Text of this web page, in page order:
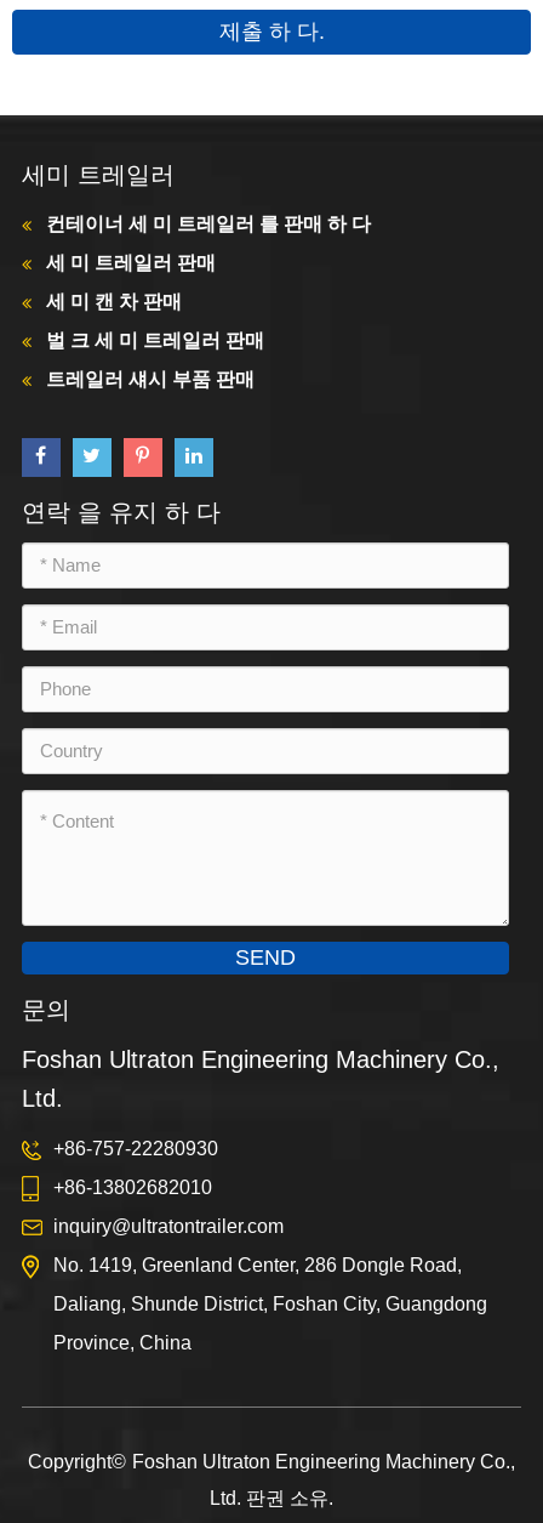
제출 하 다.
세미 트레일러
컨테이너 세 미 트레일러 를 판매 하 다
세 미 트레일러 판매
세 미 캔 차 판매
벌 크 세 미 트레일러 판매
트레일러 섀시 부품 판매
연락 을 유지 하 다
SEND
문의
Foshan Ultraton Engineering Machinery Co.,
Ltd.
+86-757-22280930
+86-13802682010
inquiry@ultratontrailer.com
No. 1419, Greenland Center, 286 Dongle Road,
Daliang, Shunde District, Foshan City, Guangdong
Province, China
Copyright© Foshan Ultraton Engineering Machinery Co.,
Ltd. 판권 소유.